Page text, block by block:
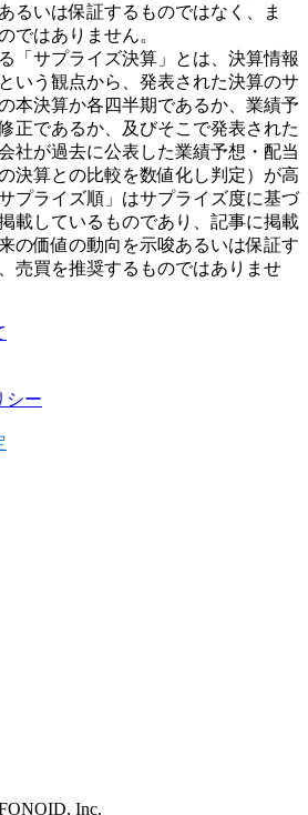
るいは保証するものではなく、ま
ではありません。
「サプライズ決算」とは、決算情報
いう観点から、発表された決算のサ
本決算か各四半期であるか、業績予
正であるか、及びそこで発表された
社が過去に公表した業績予想・配当
決算との比較を数値化し判定）が高
プライズ順」はサプライズ度に基づ
載しているものであり、記事に掲載
の価値の動向を示唆あるいは保証す
売買を推奨するものではありませ
シー
Inc.